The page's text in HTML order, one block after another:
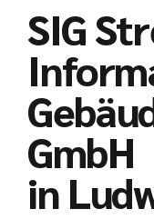
SIG
GmbH
in